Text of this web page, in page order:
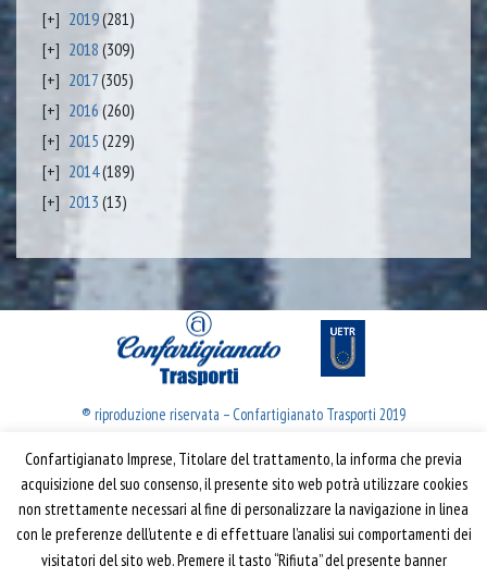
2019(281)
2018 (309)
2017(305)
2016 (260)
2015 (229)
2014(189)
2013 (13)
® riproduzione riservata – Confartigianato Trasporti 2019
Confartigianato Trasporti
Via S. Giovanni in Laterano, 152 | 00184 Roma
T: 06 70374.275
trasporti@confartigianato.it
Confartigianato Imprese, Titolare del trattamento, la informa che previa
acquisizione del suo consenso, il presente sito web potrà utilizzare cookies
non strettamente necessari al fine di personalizzare la navigazione in linea
con le preferenze dell’utente e di effettuare l’analisi sui comportamenti dei
visitatori del sito web. Premere il tasto “Rifiuta” del presente banner